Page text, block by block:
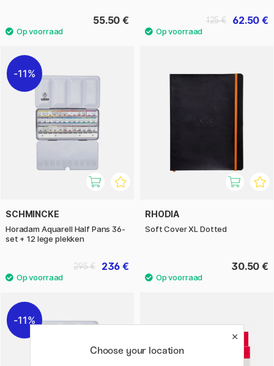
55.50 € 62.50 €
125 €
11%
SCHMINCKE
Horadam Aquarell Half Pans 36-
set + 12 lege plekken
236 €
295 €
RHODIA
Soft Cover XL Dotted
30.50 €
11%
Choose your location